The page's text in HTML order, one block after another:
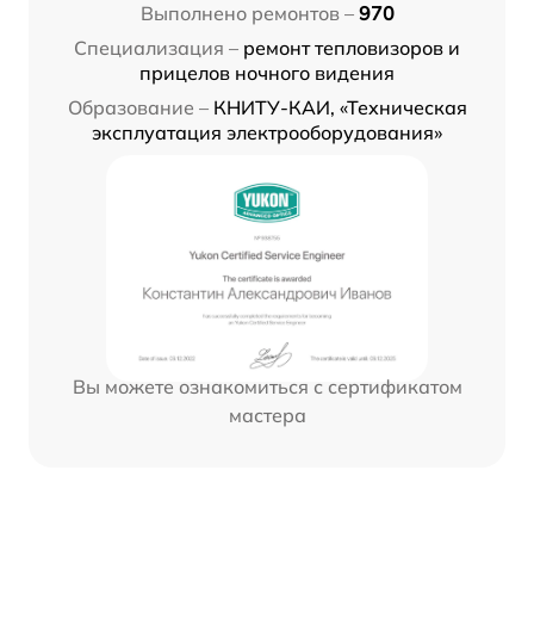
Выполнено ремонтов – 970
Специализация – ремонт тепловизоров и
прицелов ночного видения
Образование – КНИТУ-КАИ, «Техническая
эксплуатация электрооборудования»
Вы можете ознакомиться с сертификатом
мастера